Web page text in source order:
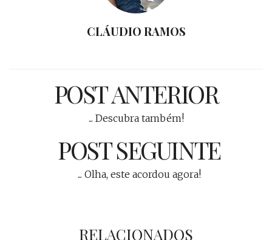
CLÁUDIO RAMOS
POST ANTERIOR
... Descubra também!
POST SEGUINTE
... Olha, este acordou agora!
RELACIONADOS